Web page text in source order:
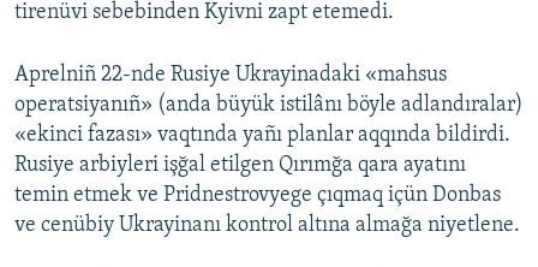
tirenüvi sebebinden Kyivni zapt etemedi.
Aprelniñ 22-nde Rusiye Ukrayinadaki «mahsus
operatsiyanıñ» (anda büyük istilânı böyle adlandıralar)
«ekinci fazası» vaqtında yañı planlar aqqında bildirdi.
Rusiye arbiyleri işğal etilgen Qırımğa qara ayatını
temin etmek ve Pridnestrovyege çıqmaq içün Donbas
ve cenübiy Ukrayinanı kontrol altına almağa niyetlene.